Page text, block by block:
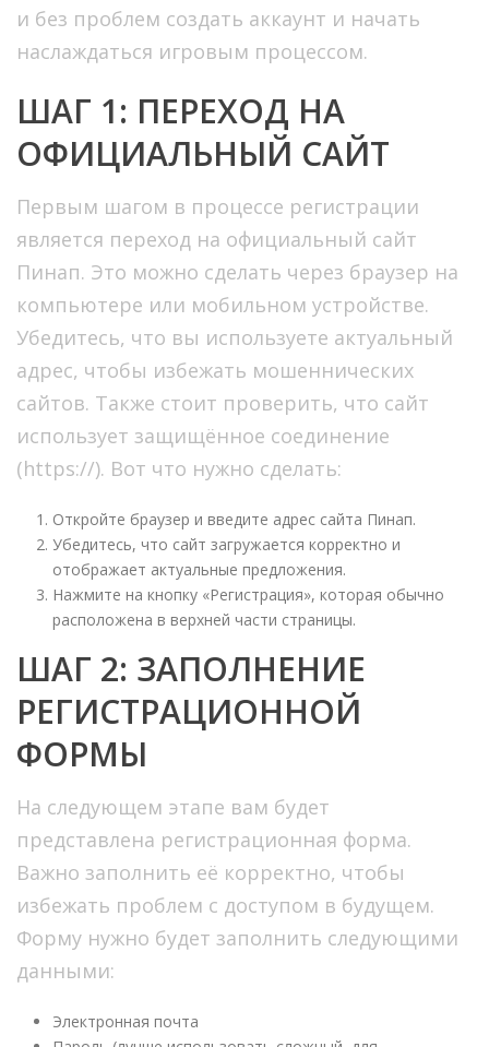
и без проблем создать аккаунт и начать
наслаждаться игровым процессом.
ШАГ 1: ПЕРЕХОД НА
ОФИЦИАЛЬНЫЙ САЙТ
Первым шагом в процессе регистрации
является переход на официальный сайт
Пинап. Это можно сделать через браузер на
компьютере или мобильном устройстве.
Убедитесь, что вы используете актуальный
адрес, чтобы избежать мошеннических
сайтов. Также стоит проверить, что сайт
использует защищённое соединение
(https://). Вот что нужно сделать:
Откройте браузер и введите адрес сайта Пинап.
Убедитесь, что сайт загружается корректно и
отображает актуальные предложения.
Нажмите на кнопку «Регистрация», которая обычно
расположена в верхней части страницы.
ШАГ 2: ЗАПОЛНЕНИЕ
РЕГИСТРАЦИОННОЙ
ФОРМЫ
На следующем этапе вам будет
представлена регистрационная форма.
Важно заполнить её корректно, чтобы
избежать проблем с доступом в будущем.
Форму нужно будет заполнить следующими
данными:
Электронная почта